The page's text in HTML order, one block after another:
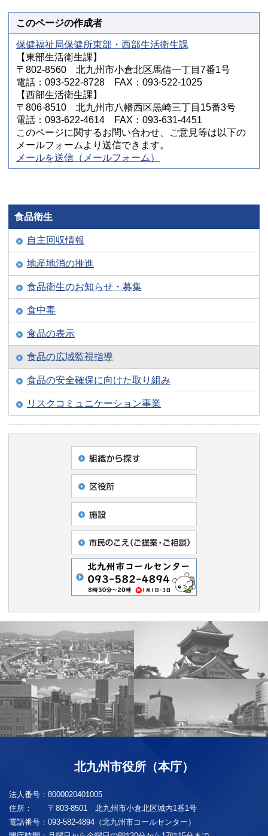
このページの作成者
保健福祉局保健所東部・西部生活衛生課
【東部生活衛生課】
〒802-8560 北九州市小倉北区馬借一丁目7番1号
電話：093-522-8728 FAX：093-522-1025
【西部生活衛生課】
〒806-8510 北九州市八幡西区黒崎三丁目15番3号
電話：093-622-4614 FAX：093-631-4451
このページに関するお問い合わせ、ご意見等は以下の
メールフォームより送信できます。
メールを送信（メールフォーム）
食品衛生
自主回収情報
地産地消の推進
食品衛生のお知らせ・募集
食中毒
食品の表示
食品の広域監視指導
食品の安全確保に向けた取り組み
リスクコミュニケーション事業
北九州市役所（本庁）
法人番号： 8000020401005
住所：
〒803-8501 北九州市小倉北区城内1番1号
電話番号： 093-582-4894（北九州市コールセンター）